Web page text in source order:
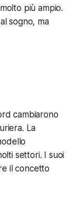
più ampio.
sogno, ma
cambiarono
La
settori. I suoi
il concetto